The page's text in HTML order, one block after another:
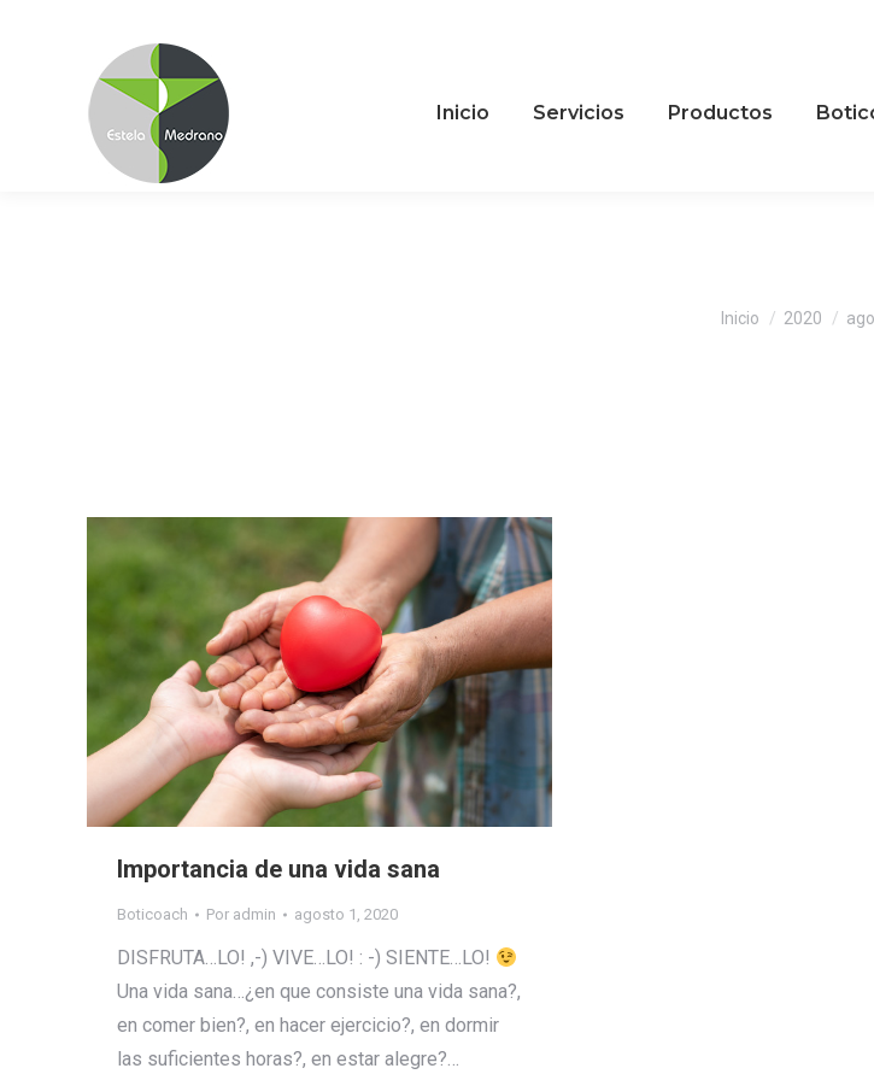
Inicio Servicios Productos
Estás aquí:
Inicio 2020
Importancia de una vida sana
Boticoach Por admin agosto 1, 2020
DISFRUTA…LO! ,-) VIVE…LO! : -) SIENTE…LO!
Una vida sana…¿en que consiste una vida sana?,
en comer bien?, en hacer ejercicio?, en dormir
las suficientes horas?, en estar alegre?…